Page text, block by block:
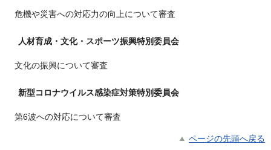
危機や災害への対応力の向上について審査
人材育成・文化・スポーツ振興特別委員会
文化の振興について審査
新型コロナウイルス感染症対策特別委員会
第6波への対応について審査
ページの先頭へ戻る